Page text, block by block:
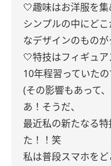
🤍趣味はお洋服を集
シンプルの中にど
なデザインのもの
🤍特技はフィギュ
10年程習っていた
(その影響もあって
あ！そうだ、
最近私の新たなる
た！！笑
私は普段スマホを